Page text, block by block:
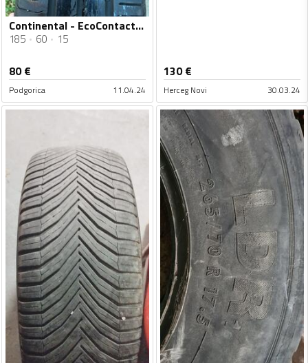
Continental - EcoContact6 - Ljetnja guma
185 60 15
80€
Podgorica 11.04.24
130€
Herceg Novi 30.03.24